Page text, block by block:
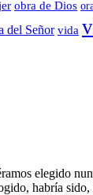
obra de Dios
del Señor vida
elegido
habría